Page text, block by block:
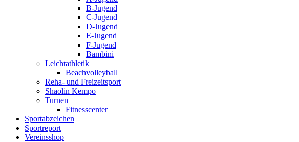
B-Jugend
C-Jugend
D-Jugend
E-Jugend
F-Jugend
Bambini
Leichtathletik
Beachvolleyball
Reha- und Freizeitsport
Shaolin Kempo
Turnen
Fitnesscenter
Sportabzeichen
Sportreport
Vereinsshop